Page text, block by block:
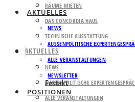
AKTUELLES
NEWS
AUSSENPOLITISCHE
ALLE VERANSTALTUNGEN
NEWSLETTER
POSITIONEN
RÄUME MIETEN
DAS CONCORDIA HAUS
TECHNISCHE AUSSTATTUNG
AKTUELLES
NEWS
AUSSENPOLITISCHE
ALLE VERANSTALTUNGEN
Festakt